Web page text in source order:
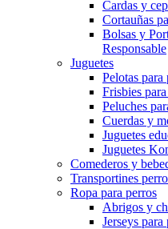
Cardas y
Cortauñas
Bolsas y
Responsable
Juguetes
Pelotas para
Frisbies
Peluches
Cuerdas y
Juguetes
Juguetes
Comederos y
Transportines
Ropa para perros
Abrigos y
Jerseys para